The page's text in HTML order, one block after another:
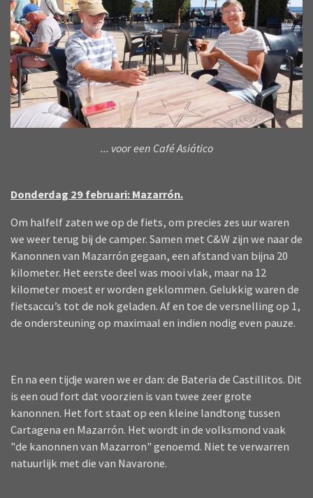
... voor een Café Asiático
Donderdag 29 februari: Mazarrón.
Om halfelf zaten we op de fiets, om precies zes uur waren
we weer terug bij de camper. Samen met C&W zijn we naar de
Kanonnen van Mazarrón gegaan, een afstand van bijna 20
kilometer. Het eerste deel was mooi vlak, maar na 12
kilometer moest er worden geklommen. Gelukkig waren de
fietsaccu’s tot de nok geladen. Af en toe de versnelling op 1,
de ondersteuning op maximaal en indien nodig even pauze.
En na een tijdje waren we er dan: de Bateria de Castillitos. Dit
is een oud fort dat voorzien is van twee zeer grote
kanonnen. Het fort staat op een kleine landtong tussen
Cartagena en Mazarrón. Het wordt in de volksmond vaak
"de kanonnen van Mazarron" genoemd. Niet te verwarren
natuurlijk met die van Navarone.